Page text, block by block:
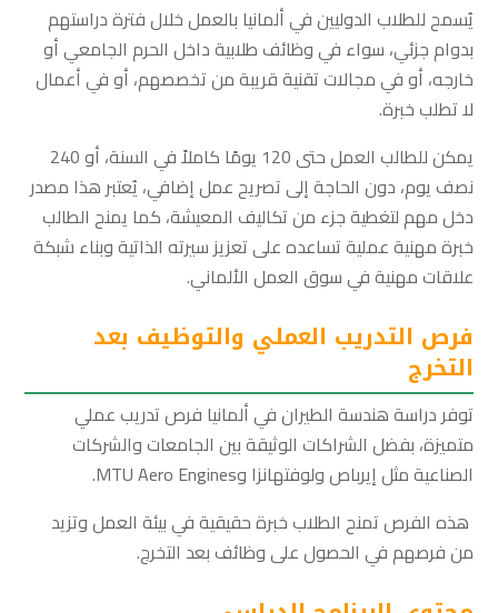
يُسمح للطلاب الدوليين في ألمانيا بالعمل خلال فترة دراستهم
بدوام جزئي، سواء في وظائف طلابية داخل الحرم الجامعي أو
خارجه، أو في مجالات تقنية قريبة من تخصصهم، أو في أعمال
لا تطلب خبرة.
يمكن للطالب العمل حتى 120 يومًا كاملاً في السنة، أو 240
نصف يوم، دون الحاجة إلى تصريح عمل إضافي، يُعتبر هذا مصدر
دخل مهم لتغطية جزء من تكاليف المعيشة، كما يمنح الطالب
خبرة مهنية عملية تساعده على تعزيز سيرته الذاتية وبناء شبكة
علاقات مهنية في سوق العمل الألماني.
فرص التدريب العملي والتوظيف بعد
التخرج
توفر دراسة هندسة الطيران في ألمانيا فرص تدريب عملي
متميزة، بفضل الشراكات الوثيقة بين الجامعات والشركات
الصناعية مثل إيرباص ولوفتهانزا وMTU Aero Engines.
هذه الفرص تمنح الطلاب خبرة حقيقية في بيئة العمل وتزيد
من فرصهم في الحصول على وظائف بعد التخرج.